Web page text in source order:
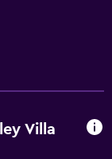
Villa